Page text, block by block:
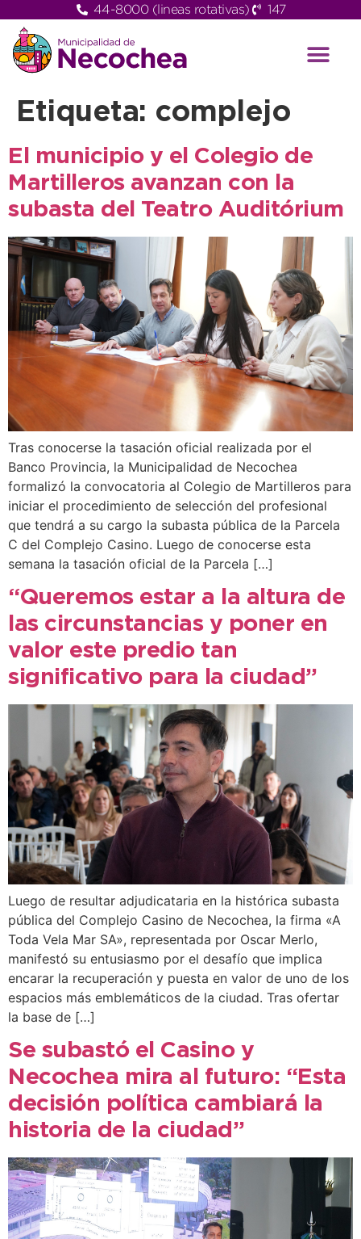
44-8000 (lineas rotativas) 147
Etiqueta: complejo
El municipio y el Colegio de
Martilleros avanzan con la
subasta del Teatro Auditórium
Tras conocerse la tasación oficial realizada por el
Banco Provincia, la Municipalidad de Necochea
formalizó la convocatoria al Colegio de Martilleros para
iniciar el procedimiento de selección del profesional
que tendrá a su cargo la subasta pública de la Parcela
C del Complejo Casino. Luego de conocerse esta
semana la tasación oficial de la Parcela […]
“Queremos estar a la altura de
las circunstancias y poner en
valor este predio tan
significativo para la ciudad”
Luego de resultar adjudicataria en la histórica subasta
pública del Complejo Casino de Necochea, la firma «A
Toda Vela Mar SA», representada por Oscar Merlo,
manifestó su entusiasmo por el desafío que implica
encarar la recuperación y puesta en valor de uno de los
espacios más emblemáticos de la ciudad. Tras ofertar
la base de […]
Se subastó el Casino y
Necochea mira al futuro: “Esta
decisión política cambiará la
historia de la ciudad”